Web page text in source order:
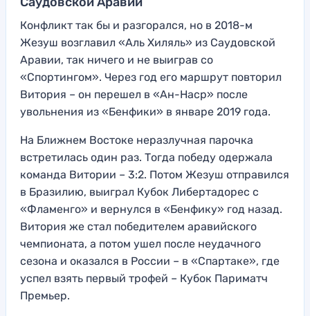
Конфликт так бы и разгорался, но в 2018-м
Жезуш возглавил «Аль Хиляль» из Саудовской
Аравии, так ничего и не выиграв со
«Спортингом». Через год его маршрут повторил
Витория – он перешел в «Ан-Наср» после
увольнения из «Бенфики» в январе 2019 года.
На Ближнем Востоке неразлучная парочка
встретилась один раз. Тогда победу одержала
команда Витории – 3:2. Потом Жезуш отправился
в Бразилию, выиграл Кубок Либертадорес с
«Фламенго» и вернулся в «Бенфику» год назад.
Витория же стал победителем аравийского
чемпионата, а потом ушел после неудачного
сезона и оказался в России – в «Спартаке», где
успел взять первый трофей – Кубок Париматч
Премьер.